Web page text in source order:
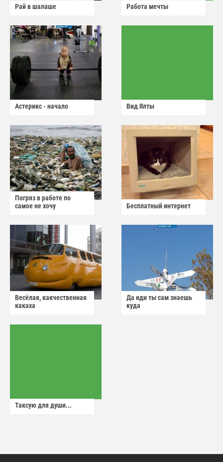
Рай в шалаше Работа мечты
Астерикс - начало Вид Ялты
Погряз в работе по
самое не хочу
Бесплатный интернет
Весёлая, какчественная
какаха
Да иди ты сам знаешь
куда
Таксую для души...